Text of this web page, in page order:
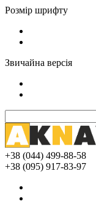
Розмір шрифту
Звичайна версія
+38 (044) 499-88-58
+38 (095) 917-83-97